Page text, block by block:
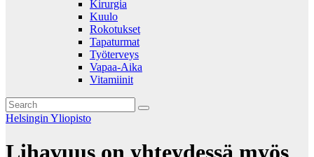
Kirurgia
Kuulo
Rokotukset
Tapaturmat
Työterveys
Vapaa-Aika
Vitamiinit
Helsingin Yliopisto